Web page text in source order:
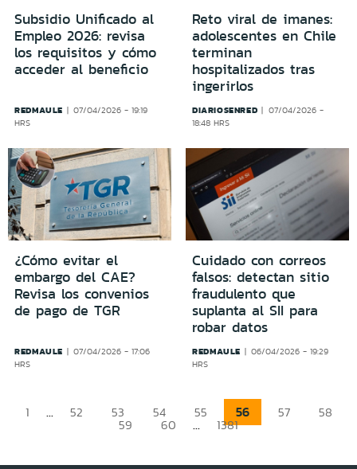
Subsidio Unificado al
Empleo 2026: revisa
los requisitos y cómo
acceder al beneficio
REDMAULE
07/04/2026 - 19:19
HRS
Reto viral de imanes:
adolescentes en Chile
terminan
hospitalizados tras
ingerirlos
DIARIOSENRED
07/04/2026 -
18:48 HRS
¿Cómo evitar el
embargo del CAE?
Revisa los convenios
de pago de TGR
REDMAULE
07/04/2026 - 17:06
HRS
Cuidado con correos
falsos: detectan sitio
fraudulento que
suplanta al SII para
robar datos
REDMAULE
06/04/2026 - 19:29
HRS
1 ... 52 53 54 55 56 57 58
59 60 ... 1381